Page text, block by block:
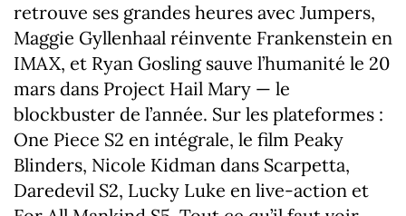
retrouve ses grandes heures avec Jumpers,
Maggie Gyllenhaal réinvente Frankenstein en
IMAX, et Ryan Gosling sauve l’humanité le 20
mars dans Project Hail Mary — le
blockbuster de l’année. Sur les plateformes :
One Piece S2 en intégrale, le film Peaky
Blinders, Nicole Kidman dans Scarpetta,
Daredevil S2, Lucky Luke en live-action et